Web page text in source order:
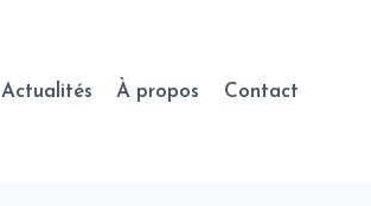
Actualités À propos Contact